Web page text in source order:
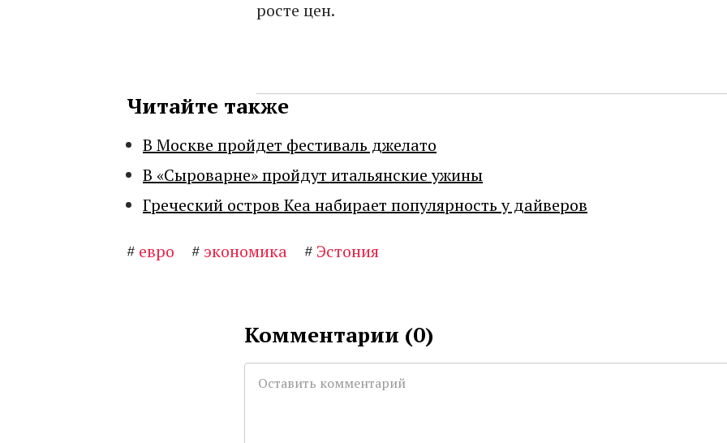
росте цен.
Читайте также
В Москве пройдет фестиваль джелато
В «Сыроварне» пройдут итальянские ужины
Греческий остров Кеа набирает популярность у дайверов
# евро # экономика # Эстония
Комментарии (0)